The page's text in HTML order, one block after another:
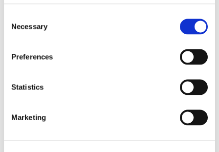
Selection
Necessary
Preferences
Statistics
Marketing